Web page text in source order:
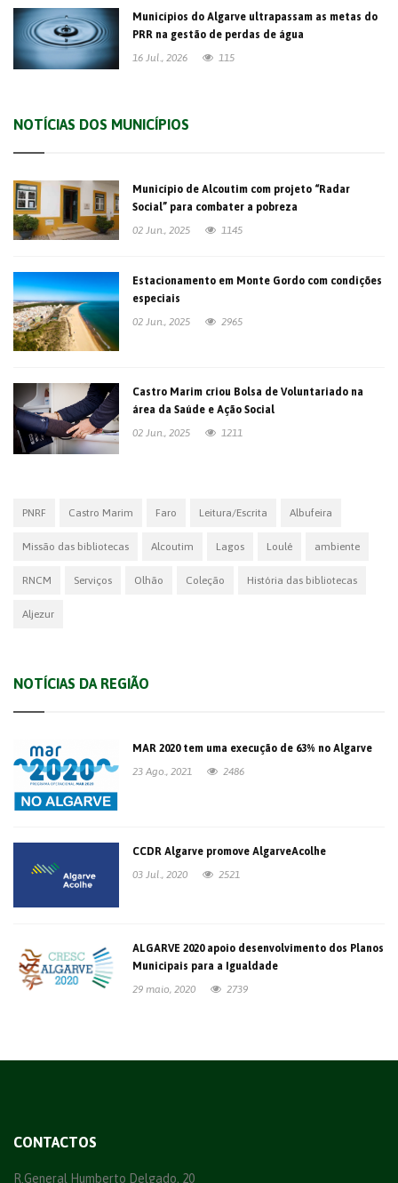
Municípios do Algarve ultrapassam as metas do
PRR na gestão de perdas de água
16 Jul., 2026
115
NOTÍCIAS DOS MUNICÍPIOS
Município de Alcoutim com projeto “Radar
Social” para combater a pobreza
02 Jun., 2025
1145
Estacionamento em Monte Gordo com condições
especiais
02 Jun., 2025
2965
Castro Marim criou Bolsa de Voluntariado na
área da Saúde e Ação Social
02 Jun., 2025
1211
PNRF Castro Marim Faro Leitura/Escrita Albufeira
Missão das bibliotecas Alcoutim Lagos Loulé ambiente
RNCM Serviços Olhão Coleção História das bibliotecas
Aljezur
NOTÍCIAS DA REGIÃO
MAR 2020 tem uma execução de 63% no Algarve
23 Ago., 2021
2486
CCDR Algarve promove AlgarveAcolhe
03 Jul., 2020
2521
ALGARVE 2020 apoio desenvolvimento dos Planos
Municipais para a Igualdade
29 maio, 2020
2739
CONTACTOS
R.General Humberto Delgado, 20